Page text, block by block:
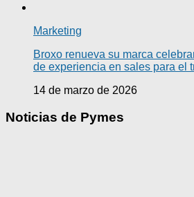
Marketing
Broxo renueva su marca
de experiencia en sales para el
14 de marzo de 2026
Noticias de Pymes